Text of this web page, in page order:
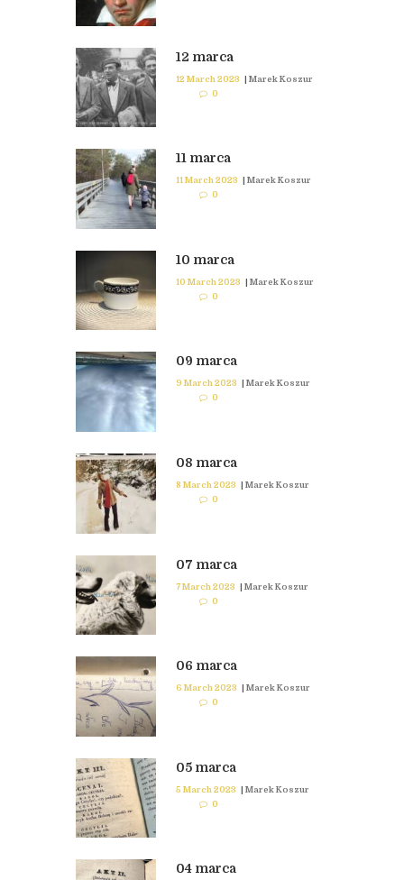
12 marca
12 March 2023 | Marek Koszur
0
11 marca
11 March 2023 | Marek Koszur
0
10 marca
10 March 2023 | Marek Koszur
0
09 marca
9 March 2023 | Marek Koszur
0
08 marca
8 March 2023 | Marek Koszur
0
07 marca
7 March 2023 | Marek Koszur
0
06 marca
6 March 2023 | Marek Koszur
0
05 marca
5 March 2023 | Marek Koszur
0
04 marca